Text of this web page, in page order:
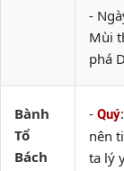
-
Mùi
phá
Bành
Tổ
Bách
- Quý
nên
ta lý